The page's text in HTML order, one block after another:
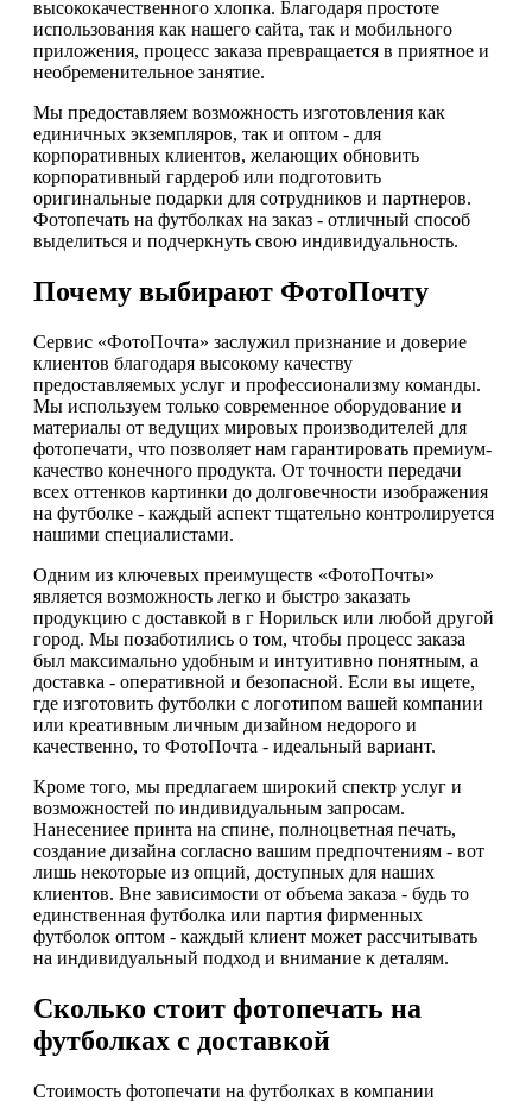
высококачественного хлопка. Благодаря простоте
использования как нашего сайта, так и мобильного
приложения, процесс заказа превращается в приятное и
необременительное занятие.
Мы предоставляем возможность изготовления как
единичных экземпляров, так и оптом - для
корпоративных клиентов, желающих обновить
корпоративный гардероб или подготовить
оригинальные подарки для сотрудников и партнеров.
Фотопечать на футболках на заказ - отличный способ
выделиться и подчеркнуть свою индивидуальность.
Почему выбирают ФотоПочту
Сервис «ФотоПочта» заслужил признание и доверие
клиентов благодаря высокому качеству
предоставляемых услуг и профессионализму команды.
Мы используем только современное оборудование и
материалы от ведущих мировых производителей для
фотопечати, что позволяет нам гарантировать премиум-
качество конечного продукта. От точности передачи
всех оттенков картинки до долговечности изображения
на футболке - каждый аспект тщательно контролируется
нашими специалистами.
Одним из ключевых преимуществ «ФотоПочты»
является возможность легко и быстро заказать
продукцию с доставкой в г Норильск или любой другой
город. Мы позаботились о том, чтобы процесс заказа
был максимально удобным и интуитивно понятным, а
доставка - оперативной и безопасной. Если вы ищете,
где изготовить футболки с логотипом вашей компании
или креативным личным дизайном недорого и
качественно, то ФотоПочта - идеальный вариант.
Кроме того, мы предлагаем широкий спектр услуг и
возможностей по индивидуальным запросам.
Нанесениее принта на спине, полноцветная печать,
создание дизайна согласно вашим предпочтениям - вот
лишь некоторые из опций, доступных для наших
клиентов. Вне зависимости от объема заказа - будь то
единственная футболка или партия фирменных
футболок оптом - каждый клиент может рассчитывать
на индивидуальный подход и внимание к деталям.
Сколько стоит фотопечать на
футболках с доставкой
Стоимость фотопечати на футболках в компании